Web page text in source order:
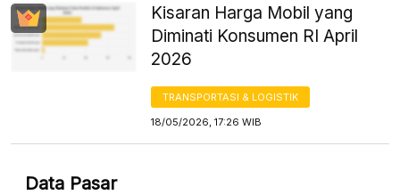
Kisaran Harga Mobil yang
Diminati Konsumen RI April
2026
TRANSPORTASI & LOGISTIK
18/05/2026, 17:26 WIB
Data Pasar